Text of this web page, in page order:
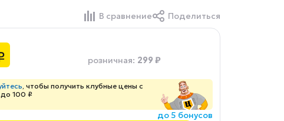
В сравнение Поделиться
розничная: 299 ₽
, чтобы получить клубные цены с
100 ₽
до 5 бонусов